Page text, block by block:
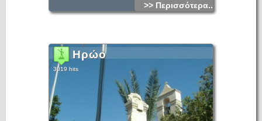
>> Περισσότερα...
Ηρώο
3019 hits